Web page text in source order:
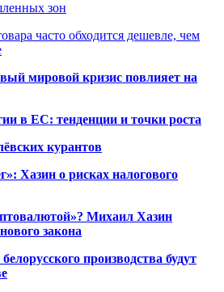
зон
часто обходится дешевле, чем
мировой кризис повлияет на
в ЕС: тенденции и точки роста
курантов
Хазин о рисках налогового
Михаил Хазин
закона
производства будут